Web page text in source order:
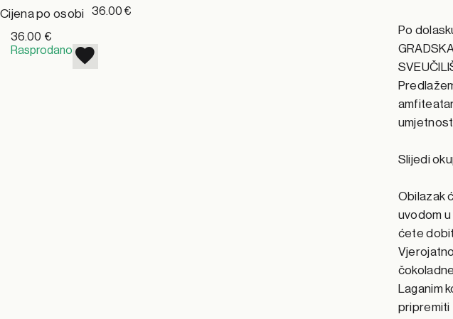
Cijena po osobi 36.00 €
€
36.00
Rasprodano
Po
Slijedi
Obilazak
uvodom
ćete
Laganim
pripremiti